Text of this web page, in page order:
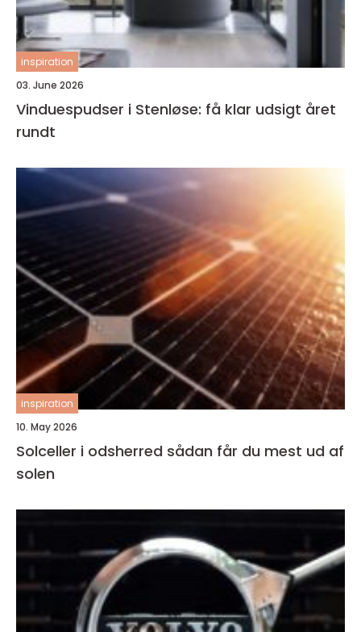
inspiration
03. June 2026
Vinduespudser i Stenløse: få klar udsigt året
rundt
inspiration
10. May 2026
Solceller i odsherred sådan får du mest ud af
solen